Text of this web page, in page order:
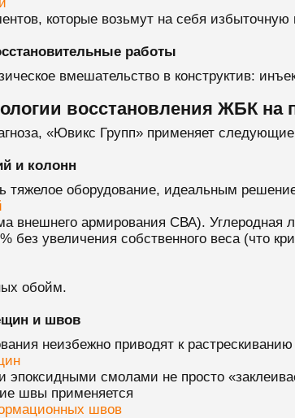
которые возьмут на себя избыточную
работы
вмешательство в конструктив:
восстановления ЖБК на
«Ювикс Групп» применяет
и колонн
тяжелое оборудование, идеальным
внешнего армирования СВА). Углеродная
без увеличения собственного веса (что
обойм.
и швов
неизбежно приводят к растрескиванию
эпоксидными смолами не просто
швы применяется
швов